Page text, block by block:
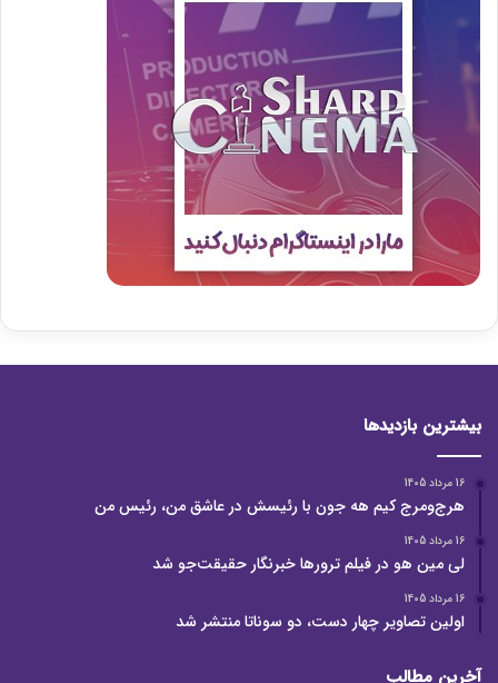
بیشترین بازدیدها
16 مرداد 1405
هرج‌ومرج کیم هه جون با رئیسش در عاشق من، رئیس من
16 مرداد 1405
لی مین هو در فیلم ترورها خبرنگار حقیقت‌جو شد
16 مرداد 1405
اولین تصاویر چهار دست، دو سوناتا منتشر شد